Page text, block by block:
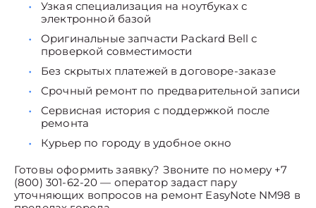
Узкая специализация на ноутбуках с
электронной базой
Оригинальные запчасти Packard Bell с
проверкой совместимости
Без скрытых платежей в договоре-заказе
Срочный ремонт по предварительной записи
Сервисная история с поддержкой после
ремонта
Курьер по городу в удобное окно
Готовы оформить заявку? Звоните по номеру +7
(800) 301-62-20 — оператор задаст пару
уточняющих вопросов на ремонт EasyNote NM98 в